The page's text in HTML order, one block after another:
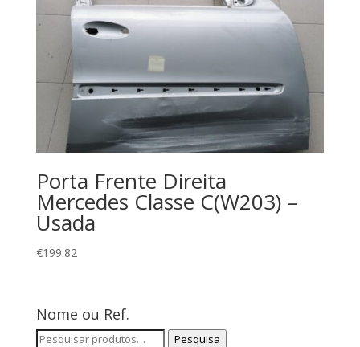
Porta Frente Direita
Mercedes Classe C(W203) –
Usada
€199.82
Nome ou Ref.
Pesquisar
Pesquisa